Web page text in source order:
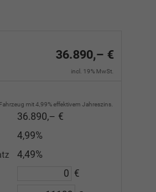
36.890,– €
incl. 19% MwSt.
mit 4,99% effektivem Jahreszins.
36.890,– €
4,99%
4,49%
€